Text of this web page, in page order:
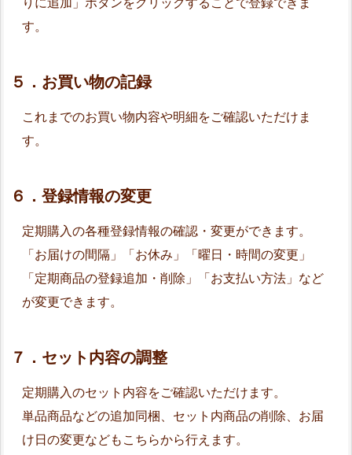
りに追加」ボタンをクリックすることで登録できま
す。
５．お買い物の記録
これまでのお買い物内容や明細をご確認いただけま
す。
６．登録情報の変更
定期購入の各種登録情報の確認・変更ができます。
「お届けの間隔」「お休み」「曜日・時間の変更」
「定期商品の登録追加・削除」「お支払い方法」など
が変更できます。
７．セット内容の調整
定期購入のセット内容をご確認いただけます。
単品商品などの追加同梱、セット内商品の削除、お届
け日の変更などもこちらから行えます。